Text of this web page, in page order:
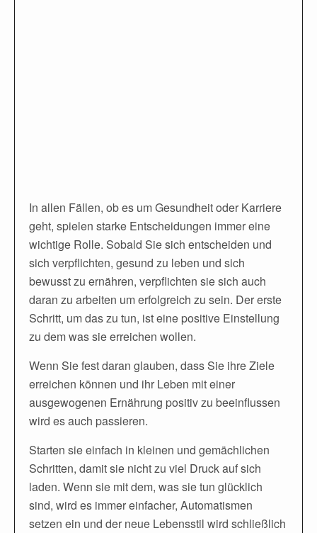
In allen Fällen, ob es um Gesundheit oder Karriere
geht, spielen starke Entscheidungen immer eine
wichtige Rolle. Sobald Sie sich entscheiden und
sich verpflichten, gesund zu leben und sich
bewusst zu ernähren, verpflichten sie sich auch
daran zu arbeiten um erfolgreich zu sein. Der erste
Schritt, um das zu tun, ist eine positive Einstellung
zu dem was sie erreichen wollen.
Wenn Sie fest daran glauben, dass Sie ihre Ziele
erreichen können und ihr Leben mit einer
ausgewogenen Ernährung positiv zu beeinflussen
wird es auch passieren.
Starten sie einfach in kleinen und gemächlichen
Schritten, damit sie nicht zu viel Druck auf sich
laden. Wenn sie mit dem, was sie tun glücklich
sind, wird es immer einfacher, Automatismen
setzen ein und der neue Lebensstil wird schließlich